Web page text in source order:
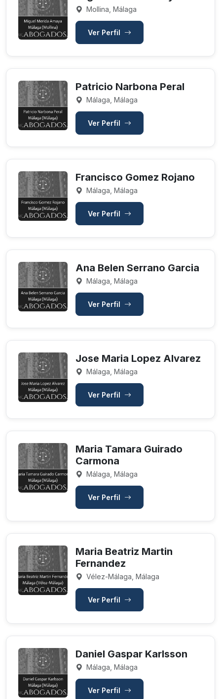
Mollina, Málaga
Ver Perfil
Patricio Narbona Peral
Málaga, Málaga
Ver Perfil
Francisco Gomez Rojano
Málaga, Málaga
Ver Perfil
Ana Belen Serrano Garcia
Málaga, Málaga
Ver Perfil
Jose Maria Lopez Alvarez
Málaga, Málaga
Ver Perfil
Maria Tamara Guirado
Carmona
Málaga, Málaga
Ver Perfil
Maria Beatriz Martin
Fernandez
Vélez-Málaga, Málaga
Ver Perfil
Daniel Gaspar Karlsson
Málaga, Málaga
Ver Perfil